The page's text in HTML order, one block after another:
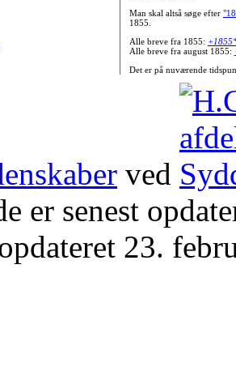
Man skal altså søge efter
1855.
Alle breve fra 1855:
Alle breve fra august 1855:
Det er på nuværende
ved
er senest
23.